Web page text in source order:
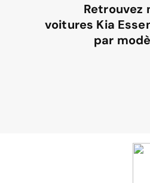
Retrouvez
voitures Kia
par